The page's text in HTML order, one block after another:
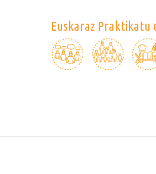
Euskaraz Praktikatu